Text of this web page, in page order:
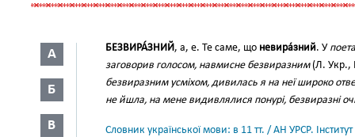
А
Б
В
БЕЗВИРА́ЗНИЙ, а, е. Те саме, що невира́зний. У
заговорив голосом, навмисне безвиразним(Л. Укр.,
безвиразним усміхом, дивилась я на неї широко
не йшла, на мене видивлялися понурі, безвиразні очі
Словник української мови: в 11 тт. / АН УРСР.